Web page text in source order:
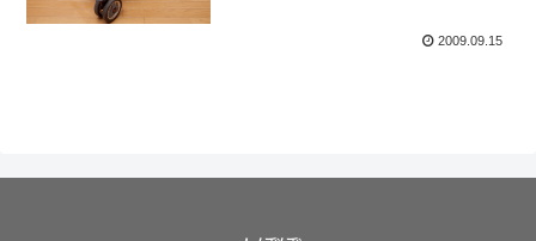
2009.09.15